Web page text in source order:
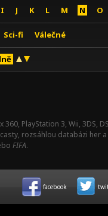
I J K L M N O
Sci-fi Válečné
360, PlayStation 3, Wii, 3DS,
rozsáhlou databázi her
FIFA.
facebook